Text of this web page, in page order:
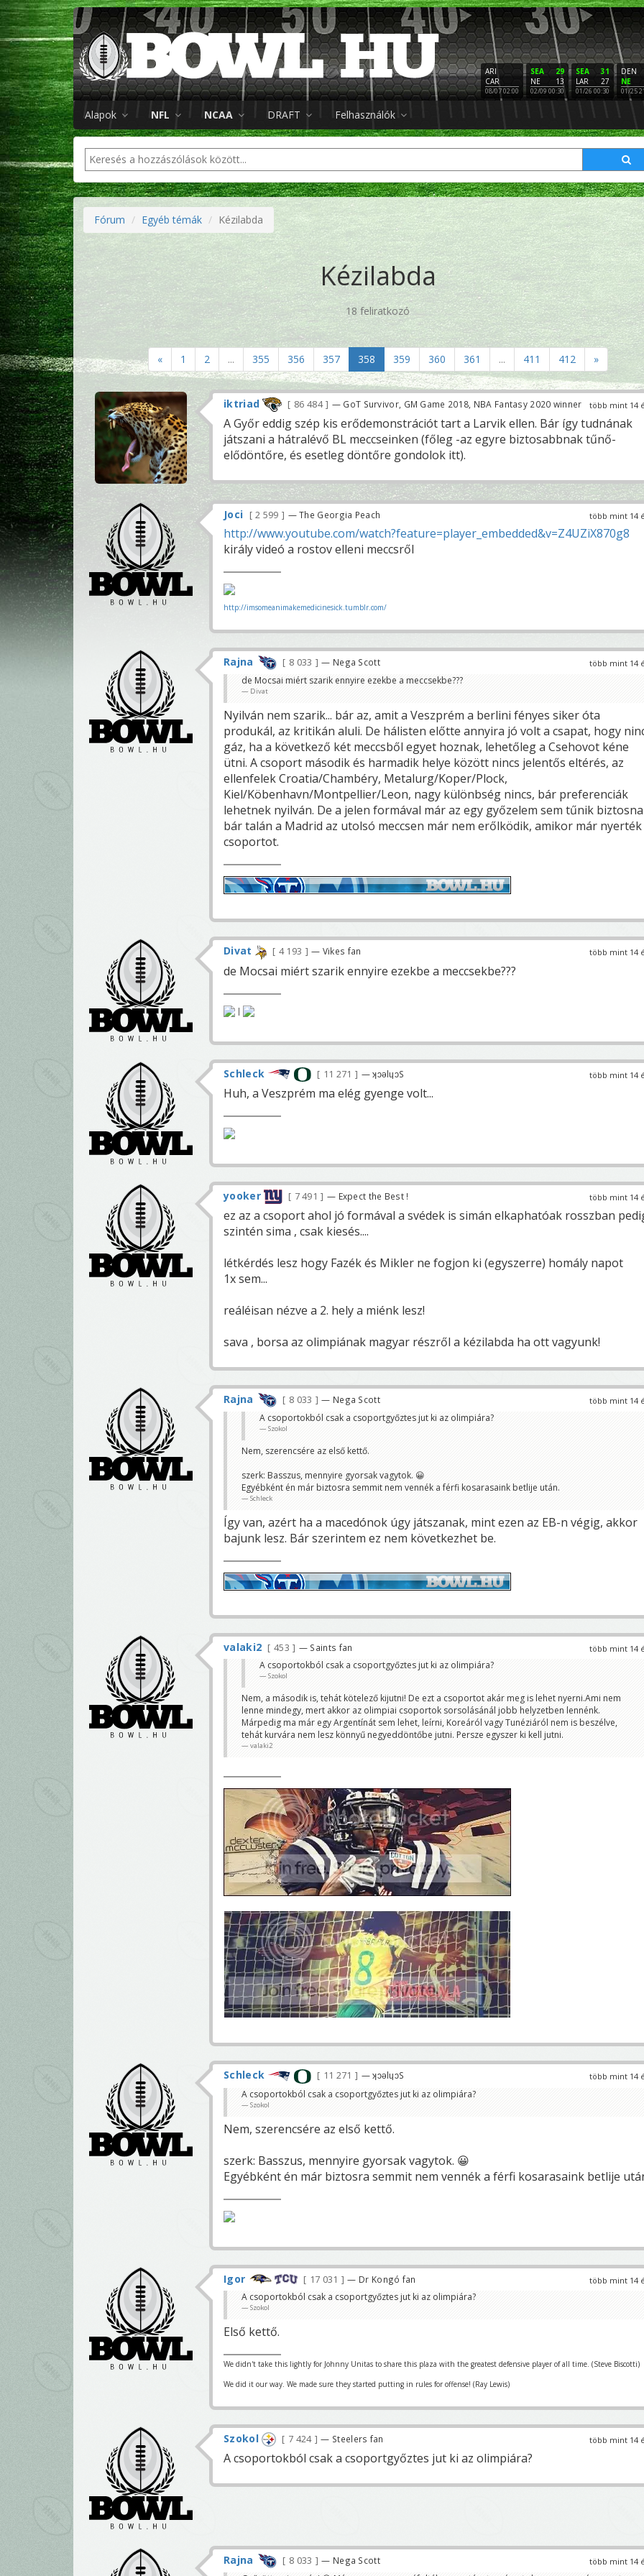
ARI
CAR
08/07 02:00
29
SEA
13
NE
02/09 00:30
31
SEA
27
LAR
01/26 00:30
DEN
NE
01/25
Alapok NFL NCAA DRAFT Felhasználók
Fórum Egyéb témák Kézilabda
Kézilabda
18 feliratkozó
« 1 2 ... 355 356 357 358 359 360 361 ... 411 412 »
több mint 14
iktriad 86 484 — GoT Survivor, GM Game 2018, NBA Fantasy 2020 winner
A Győr eddig szép kis erődemonstrációt tart a Larvik ellen. Bár így tudnának
játszani a hátralévő BL meccseinken (főleg -az egyre biztosabbnak tűnő-
elődöntőre, és esetleg döntőre gondolok itt).
több mint 14
Joci 2 599 — The Georgia Peach
http://www.youtube.com/watch?feature=player_embedded&v=Z4UZiX870g8
király videó a rostov elleni meccsről
http://imsomeanimakemedicinesick.tumblr.com/
több mint 14
Rajna 8 033 — Nega Scott
de Mocsai miért szarik ennyire ezekbe a meccsekbe???
Divat
Nyilván nem szarik... bár az, amit a Veszprém a berlini fényes siker óta
produkál, az kritikán aluli. De hálisten előtte annyira jó volt a csapat, hogy
gáz, ha a következő két meccsből egyet hoznak, lehetőleg a Csehovot kéne
ütni. A csoport második és harmadik helye között nincs jelentős eltérés, az
ellenfelek Croatia/Chambéry, Metalurg/Koper/Plock,
Kiel/Köbenhavn/Montpellier/Leon, nagy különbség nincs, bár preferenciák
lehetnek nyilván. De a jelen formával már az egy győzelem sem tűnik
bár talán a Madrid az utolsó meccsen már nem erőlködik, amikor már nyerték
csoportot.
több mint 14
Divat 4 193 — Vikes fan
de Mocsai miért szarik ennyire ezekbe a meccsekbe???
|
több mint 14
Schleck 11 271 — ʞɔǝlɥɔS
Huh, a Veszprém ma elég gyenge volt...
több mint 14
yooker 7 491 — Expect the Best !
ez az a csoport ahol jó formával a svédek is simán elkaphatóak rosszban
szintén sima , csak kiesés....
létkérdés lesz hogy Fazék és Mikler ne fogjon ki (egyszerre) homály napot
1x sem...
reáléisan nézve a 2. hely a miénk lesz!
sava , borsa az olimpiának magyar részről a kézilabda ha ott vagyunk!
több mint 14
Rajna 8 033 — Nega Scott
A csoportokból csak a csoportgyőztes jut ki az olimpiára?
Szokol
Nem, szerencsére az első kettő.
szerk: Basszus, mennyire gyorsak vagytok. 😀
Egyébként én már biztosra semmit nem vennék a férfi kosarasaink betlije után.
Schleck
Így van, azért ha a macedónok úgy játszanak, mint ezen az EB-n végig, akkor
bajunk lesz. Bár szerintem ez nem következhet be.
több mint 14
valaki2 453 — Saints fan
A csoportokból csak a csoportgyőztes jut ki az olimpiára?
Szokol
Nem, a második is, tehát kötelező kijutni! De ezt a csoportot akár meg is lehet nyerni.Ami nem
lenne mindegy, mert akkor az olimpiai csoportok sorsolásánál jobb helyzetben lennénk.
Márpedig ma már egy Argentínát sem lehet, leírni, Koreáról vagy Tunéziáról nem is beszélve,
tehát kurvára nem lesz könnyű negyeddöntőbe jutni. Persze egyszer ki kell jutni.
valaki2
több mint 14
Schleck 11 271 — ʞɔǝlɥɔS
A csoportokból csak a csoportgyőztes jut ki az olimpiára?
Szokol
Nem, szerencsére az első kettő.
szerk: Basszus, mennyire gyorsak vagytok. 😀
Egyébként én már biztosra semmit nem vennék a férfi kosarasaink betlije
több mint 14
Igor 17 031 — Dr Kongó fan
A csoportokból csak a csoportgyőztes jut ki az olimpiára?
Szokol
Első kettő.
We didn't take this lightly for Johnny Unitas to share this plaza with the greatest defensive player of all time. (Steve Biscotti)
We did it our way. We made sure they started putting in rules for offense! (Ray Lewis)
több mint 14
Szokol 7 424 — Steelers fan
A csoportokból csak a csoportgyőztes jut ki az olimpiára?
több mint 14
Rajna 8 033 — Nega Scott